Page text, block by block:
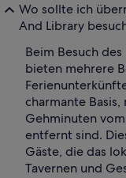
Wo sollte ich
And Library
Beim Besuch
bieten mehrere
charmante
Gehminuten
entfernt sind.
Gäste, die das
Tavernen und